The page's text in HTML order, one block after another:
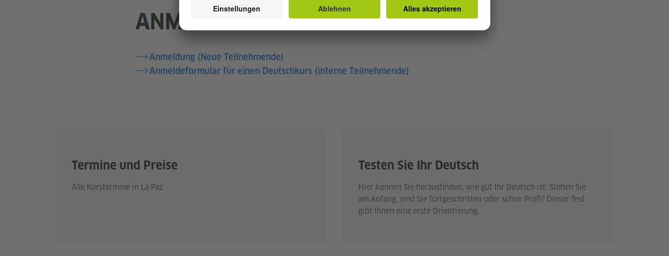
ANMELDEFORMULAR
Anmeldung (Neue Teilnehmende)
Anmeldeformular für einen Deutschkurs (interne Teilnehmende)
Termine und Preise
Alle Kurstermine in La Paz
Testen Sie Ihr Deutsch
Hier können Sie herausfinden, wie gut Ihr Deutsch ist: Stehen Sie
am Anfang, sind Sie fortgeschritten oder schon Profi? Dieser Test
gibt Ihnen eine erste Orientierung.